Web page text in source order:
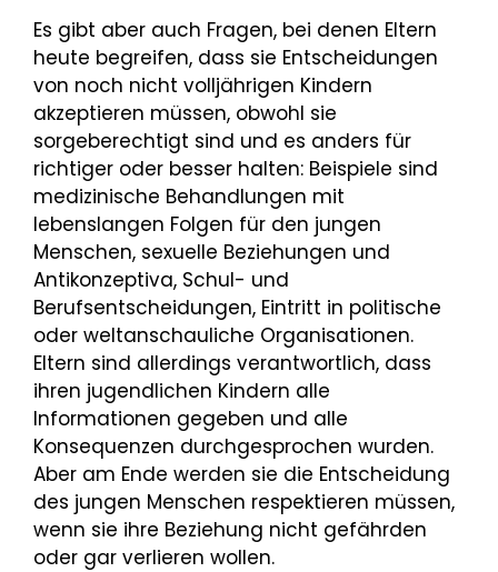
Es gibt aber auch Fragen, bei denen Eltern
heute begreifen, dass sie Entscheidungen
von noch nicht volljährigen Kindern
akzeptieren müssen, obwohl sie
sorgeberechtigt sind und es anders für
richtiger oder besser halten: Beispiele sind
medizinische Behandlungen mit
lebenslangen Folgen für den jungen
Menschen, sexuelle Beziehungen und
Antikonzeptiva, Schul- und
Berufsentscheidungen, Eintritt in politische
oder weltanschauliche Organisationen.
Eltern sind allerdings verantwortlich, dass
ihren jugendlichen Kindern alle
Informationen gegeben und alle
Konsequenzen durchgesprochen wurden.
Aber am Ende werden sie die Entscheidung
des jungen Menschen respektieren müssen,
wenn sie ihre Beziehung nicht gefährden
oder gar verlieren wollen.